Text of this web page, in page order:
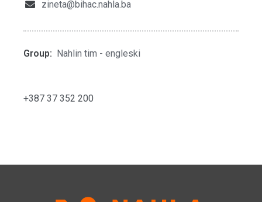
zineta@bihac.nahla.ba
Group: Nahlin tim - engleski
+387 37 352 200